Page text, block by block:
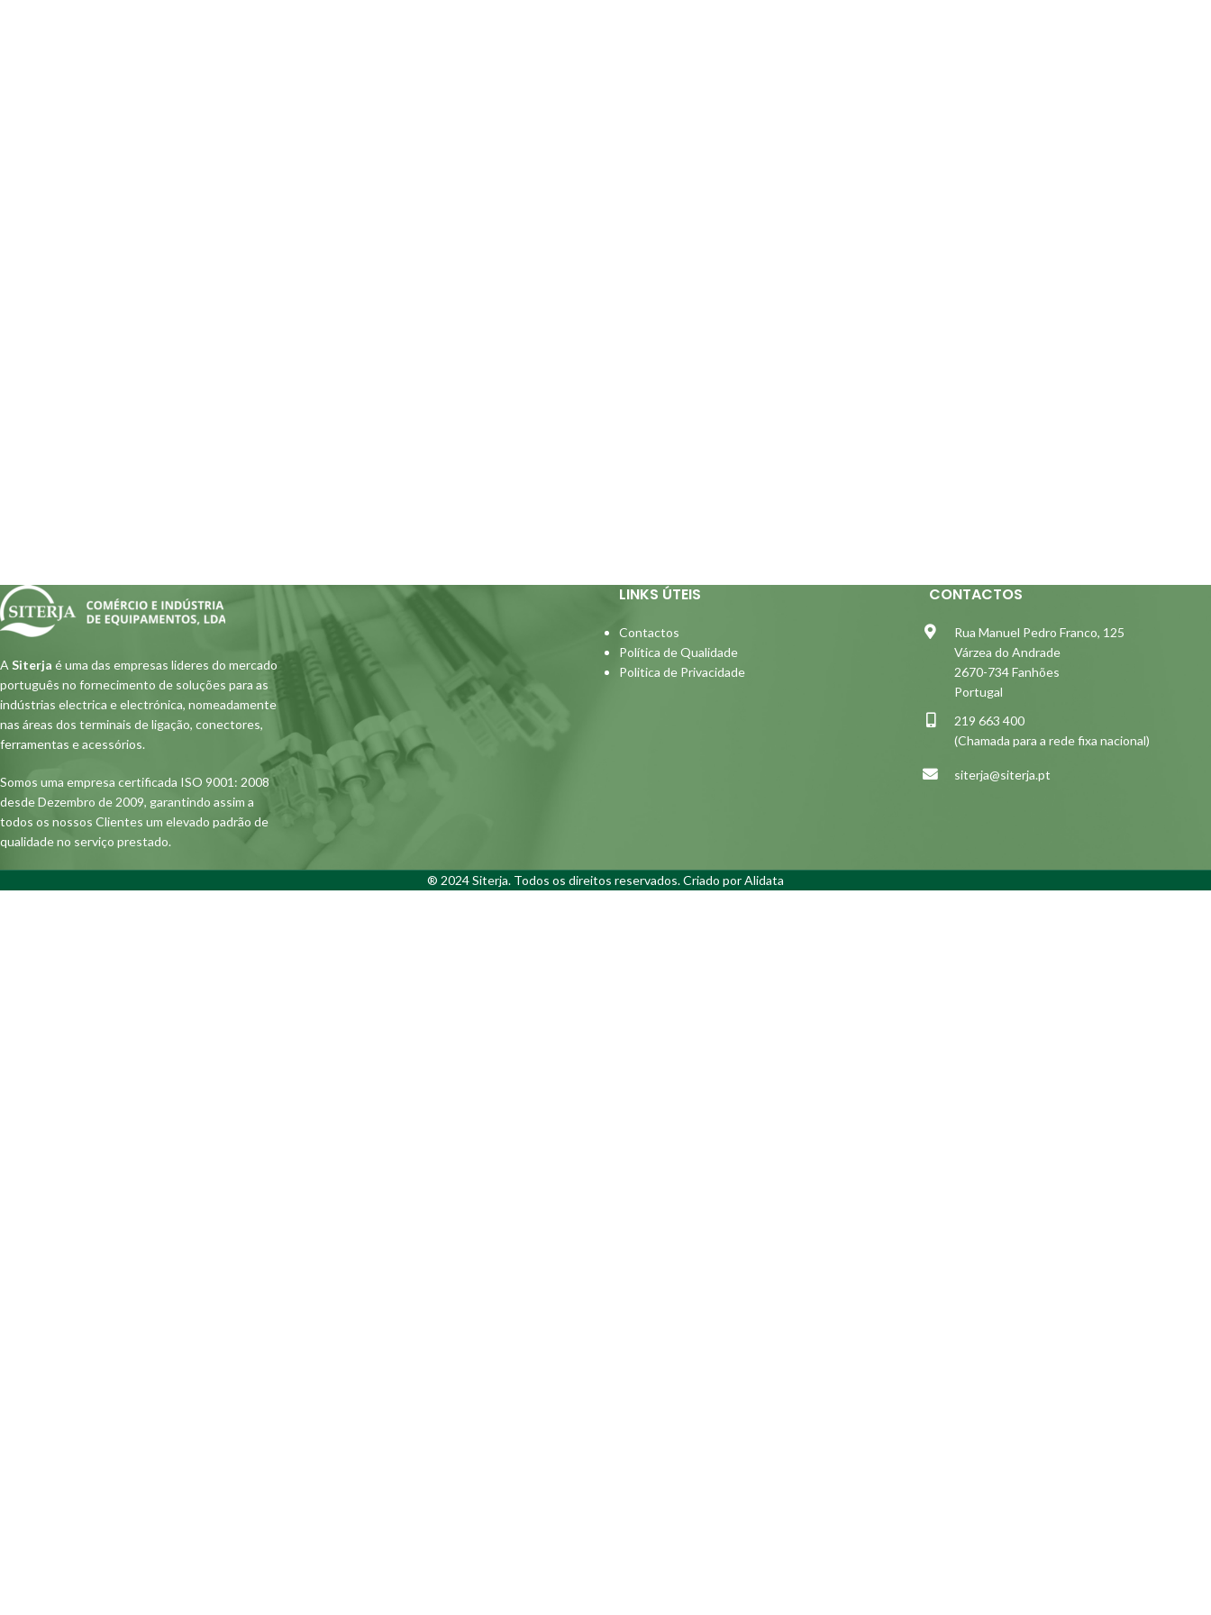
A Siterja é uma das empresas lideres do mercado
português no fornecimento de soluções para as
indústrias electrica e electrónica, nomeadamente
nas áreas dos terminais de ligação, conectores,
ferramentas e acessórios.
Somos uma empresa certificada ISO 9001: 2008
desde Dezembro de 2009, garantindo assim a
todos os nossos Clientes um elevado padrão de
qualidade no serviço prestado.
LINKS ÚTEIS
Contactos
Política de Qualidade
Politica de Privacidade
CONTACTOS
Rua Manuel Pedro Franco, 125
Várzea do Andrade
2670-734 Fanhões
Portugal
219 663 400
(Chamada para a rede fixa nacional)
siterja@siterja.pt
® 2024 Siterja. Todos os direitos reservados. Criado porAlidata